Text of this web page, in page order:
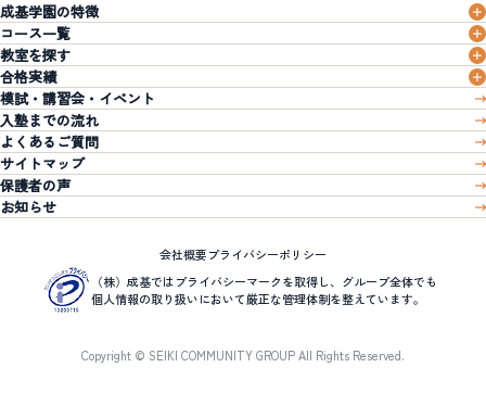
成基学園の特徴
コース一覧
教室を探す
合格実績
模試・講習会・イベント
入塾までの流れ
よくあるご質問
サイトマップ
保護者の声
お知らせ
会社概要プライバシーポリシー
（株）成基ではプライバシーマークを取得し、グループ全体でも
個人情報の取り扱いにおいて厳正な管理体制を整えています。
Copyright © SEIKI COMMUNITY GROUP All Rights Reserved.